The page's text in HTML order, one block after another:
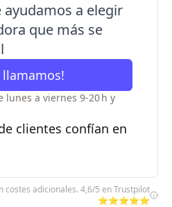
ayudamos a elegir
que más se
llamamos!
lunes a viernes 9-20 h y
clientes confían en
costes adicionales. 4,6/5 en Trustpilot
⭐⭐⭐⭐⭐